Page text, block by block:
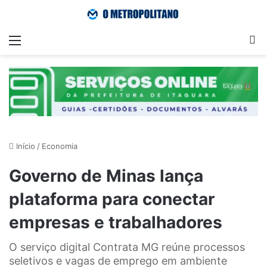
Menu
Início / Economia
Governo de Minas lança
plataforma para conectar
empresas e trabalhadores
O serviço digital Contrata MG reúne processos
seletivos e vagas de emprego em ambiente